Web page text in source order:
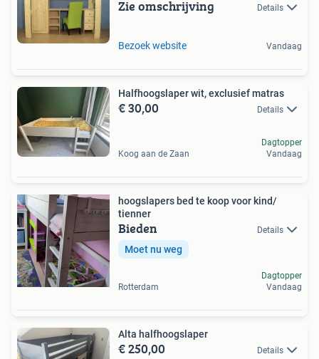
Zie omschrijving Details
Bezoek website Vandaag
Halfhoogslaper wit, exclusief matras
€ 30,00 Details
Koog aan de Zaan
Dagtopper
Vandaag
hoogslapers bed te koop voor kind/
tienner
Bieden Details
Moet nu weg
Rotterdam
Dagtopper
Vandaag
Alta halfhoogslaper
€ 250,00 Details